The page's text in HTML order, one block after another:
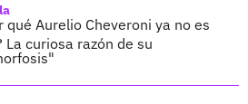
qué Aurelio Cheveroni ya no es
La curiosa razón de su